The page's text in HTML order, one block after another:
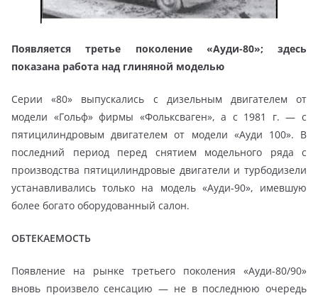
Появляется третье поколение «Ауди-80»; здесь
показана работа над глиняной моделью
Серии «80» выпускались с дизельным двигателем от
модели «Гольф» фирмы «Фольксваген», а с 1981 г. — с
пятицилиндровым двигателем от модели «Ауди 100». В
последний период перед снятием модельного ряда с
производства пятицилиндровые двигатели и турбодизели
устанавливались только на модель «Ауди-90», имевшую
более богато оборудованный салон.
ОБТЕКАЕМОСТЬ
Появление на рынке третьего поколения «Ауди-80/90»
вновь произвело сенсацию — не в последнюю очередь